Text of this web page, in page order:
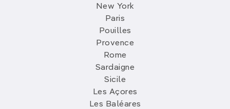
New York
Paris
Pouilles
Provence
Rome
Sardaigne
Sicile
Les Açores
Les Baléares